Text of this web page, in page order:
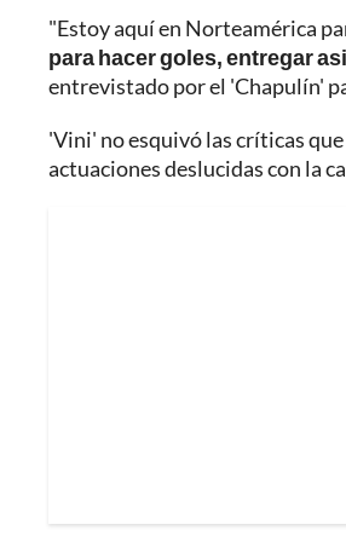
"Estoy aquí en Norteamérica
para hacer goles, entregar
entrevistado por el 'Chapulín'
'Vini' no esquivó las críticas
actuaciones deslucidas con la